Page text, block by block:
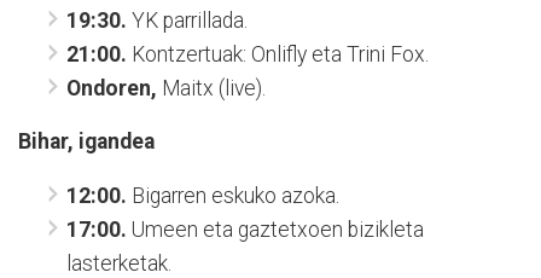
19:30. YK parrillada.
21:00. Kontzertuak: Onlifly eta Trini Fox.
Ondoren, Maitx (live).
Bihar, igandea
12:00. Bigarren eskuko azoka.
17:00. Umeen eta gaztetxoen bizikleta
lasterketak.